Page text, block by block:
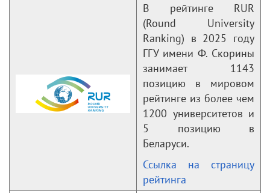
В рейтинге RUR
(Round University
Ranking) в 2025 году
ГГУ имени Ф. Скорины
занимает 1143
позицию в мировом
рейтинге из более чем
1200 университетов и
5 позицию в
Беларуси.
Ссылка на страницу
рейтинга